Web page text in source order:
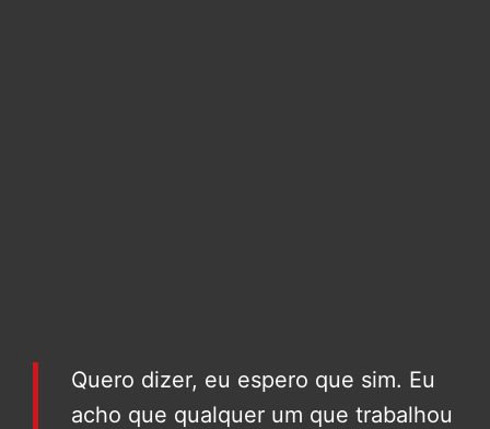
Quero dizer, eu espero que sim. Eu
acho que qualquer um que trabalhou